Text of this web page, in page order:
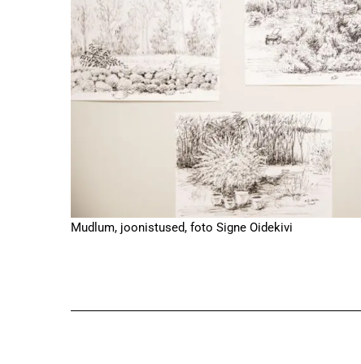
Mudlum, joonistused, foto Signe Oidekivi